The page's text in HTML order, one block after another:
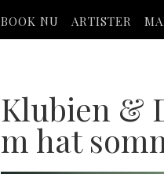
BOOK NU ARTISTER
Klubien &
m hat